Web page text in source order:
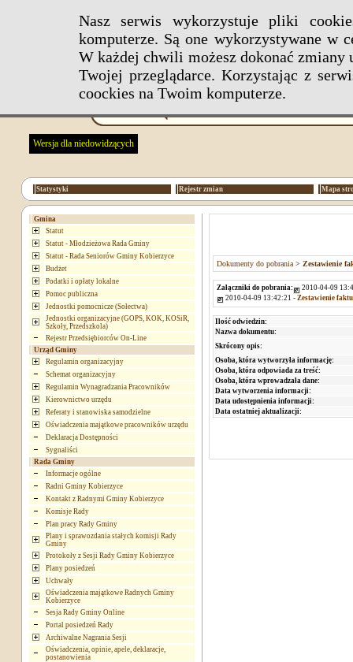
Nasz serwis wykorzystuje pliki
komputerze. Są one wykorzystywane w
W każdej chwili możesz dokonać
Twojej przeglądarce. Korzystając z
coockies na Twoim komputerze.
Wersja dla niedowidzących
Statystyki Rejestr zmian Mapa
Gmina
Statut
Statut - Młodzieżowa Rada Gminy
Statut - Rada Seniorów Gminy Kobierzyce
Budżet
Podatki i opłaty lokalne
Pomoc publiczna
Jednostki pomocnicze (Sołectwa)
Jednostki organizacyjne (GOPS, KOK, KOSiR,
Szkoły, Przedszkola)
Rejestr Przedsiębiorców On-Line
Urząd Gminy
Regulamin organizacyjny
Schemat organizacyjny
Regulamin Wynagradzania Pracowników
Kierownictwo urzędu
Referaty i stanowiska samodzielne
Oświadczenia majątkowe pracowników urzędu
Deklaracja Dostępności
Sygnaliści
Rada Gminy
Informacje ogólne
Radni Gminy Kobierzyce
Kontakt z Radnymi Gminy Kobierzyce
Komisje Rady
Plan pracy Rady Gminy
Plany i sprawozdania stałych komisji Rady
Gminy
Protokoły z Sesji Rady Gminy Kobierzyce
Plany posiedzeń
Uchwały
Oświadczenia majątkowe Radnych Gminy
Kobierzyce
Sesja Rady Gminy Online
Portal posiedzeń Rady
Archiwalne Nagrania Sesji
Oświadczenia, opinie, apele, deklaracje,
postanowienia
Dokumenty do pobrania> Zestawienie
Załączniki do pobrania:
2010-04-09
2010-04-09 13:42:21 - Zestawienie
Ilość odwiedzin:
Nazwa dokumentu:
Skrócony opis:
Osoba, która wytworzyła informację:
Osoba, która odpowiada za treść:
Osoba, która wprowadzała dane:
Data wytworzenia informacji:
Data udostępnienia informacji:
Data ostatniej aktualizacji: